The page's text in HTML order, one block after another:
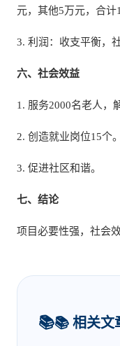
元，其他5万元，合计
3. 利润：收支平衡，
六、社会效益
1. 服务2000名老人，
2. 创造就业岗位15个。
3. 促进社区和谐。
七、结论
项目必要性强，社会
📚 相关文